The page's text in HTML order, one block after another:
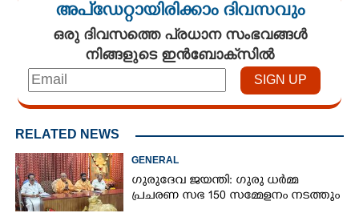
CONTACT US
അപ്ഡേറ്റായിരിക്കാം ദിവസവും
ഒരു ദിവസത്തെ പ്രധാന സംഭവങ്ങൾ
നിങ്ങളുടെ ഇൻബോക്സിൽ
RELATED NEWS
GENERAL
ഗുരുദേവ ജയന്തി: ഗുരു ധർമ്മ
പ്രചരണ സഭ 150 സമ്മേളനം നടത്തും